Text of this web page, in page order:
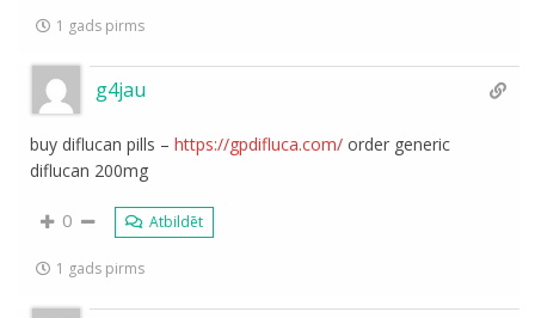
1 gads pirms
g4jau
buy diflucan pills –https://gpdifluca.com/ order generic
diflucan 200mg
0 Atbildēt
1 gads pirms